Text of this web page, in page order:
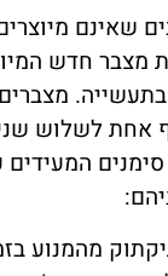
שאינם
מצבר חדש
אחת לשלוש
מהמנוע